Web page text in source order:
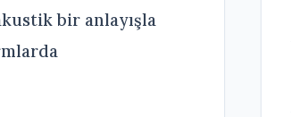
bir anlayışla